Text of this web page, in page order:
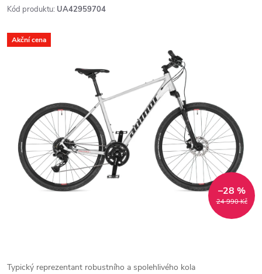
Kód produktu: UA42959704
Akční cena
24 990 Kč
–28 %
Typický reprezentant robustního a spolehlivého kola